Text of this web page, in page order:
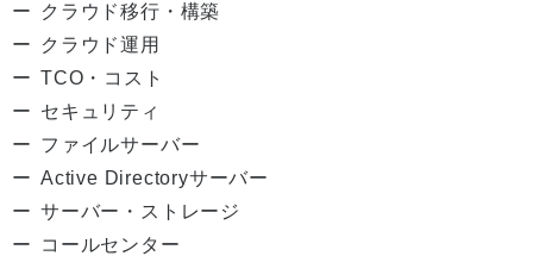
クラウド移行・構築
クラウド運用
TCO・コスト
セキュリティ
ファイルサーバー
Active Directoryサーバー
サーバー・ストレージ
コールセンター